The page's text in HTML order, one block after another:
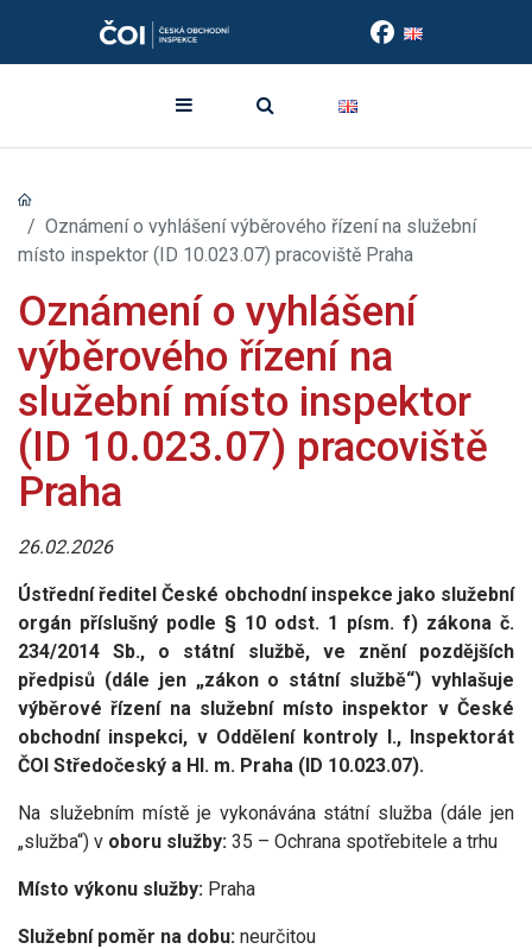
Oznámení o vyhlášení výběrového řízení na služební
místo inspektor (ID 10.023.07) pracoviště Praha
Oznámení o vyhlášení
výběrového řízení na
služební místo inspektor
(ID 10.023.07) pracoviště
Praha
26.02.2026
Ústřední ředitel České obchodní inspekce jako služební
orgán příslušný podle § 10 odst. 1 písm. f) zákona č.
234/2014 Sb., o státní službě, ve znění pozdějších
předpisů (dále jen „zákon o státní službě“) vyhlašuje
výběrové řízení na služební místo inspektor v České
obchodní inspekci, v Oddělení kontroly I., Inspektorát
ČOI Středočeský a Hl. m. Praha (ID 10.023.07).
Na služebním místě je vykonávána státní služba (dále jen
„služba“) v oboru služby: 35 – Ochrana spotřebitele a trhu
Místo výkonu služby: Praha
Služební poměr na dobu: neurčitou